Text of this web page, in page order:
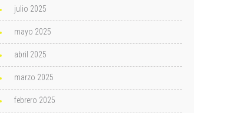
julio 2025
mayo 2025
abril 2025
marzo 2025
febrero 2025